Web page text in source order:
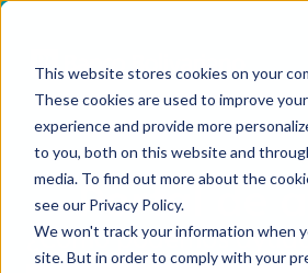
This website stores cookies on your
These cookies are used to improve
experience and provide more
to you, both on this website and
media. To find out more about the
see our Privacy Policy.
We won't track your information when
site. But in order to comply with your
¿Cómo podemos